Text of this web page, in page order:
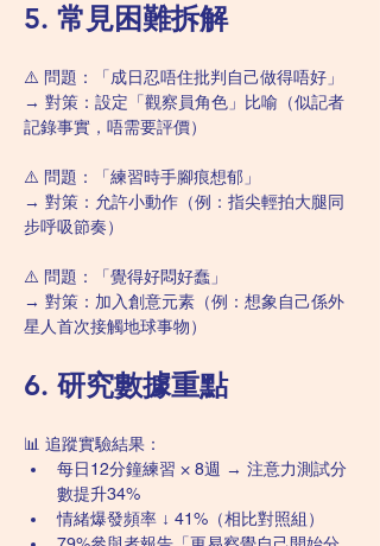
5. 常見困難拆解
⚠️ 問題：「成日忍唔住批判自己做得唔好」
→ 對策：設定「觀察員角色」比喻（似記者
記錄事實，唔需要評價）
⚠️ 問題：「練習時手腳痕想郁」
→ 對策：允許小動作（例：指尖輕拍大腿同
步呼吸節奏）
⚠️ 問題：「覺得好悶好蠢」
→ 對策：加入創意元素（例：想象自己係外
星人首次接觸地球事物）
6. 研究數據重點
📊 追蹤實驗結果：
每日12分鐘練習 × 8週 → 注意力測試分
數提升34%
情緒爆發頻率 ↓ 41%（相比對照組）